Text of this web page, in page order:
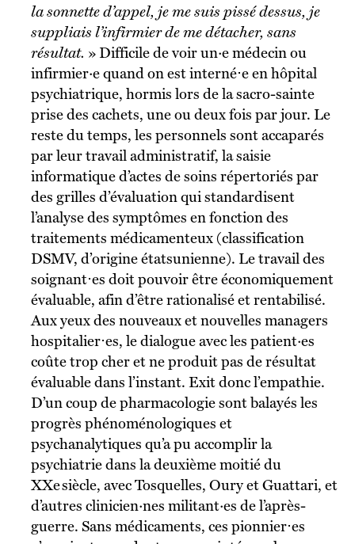
la sonnette d’appel, je me suis pissé dessus, je
suppliais l’infirmier de me détacher, sans
résultat. » Difficile de voir un·e médecin ou
infirmier·e quand on est interné⋅e en hôpital
psychiatrique, hormis lors de la sacro-sainte
prise des cachets, une ou deux fois par jour. Le
reste du temps, les personnels sont accaparés
par leur travail administratif, la saisie
informatique d’actes de soins répertoriés par
des grilles d’évaluation qui standardisent
l’analyse des symptômes en fonction des
traitements médicamenteux (classification
DSMV, d’origine étatsunienne). Le travail des
soignant⋅es doit pouvoir être économiquement
évaluable, afin d’être rationalisé et rentabilisé.
Aux yeux des nouveaux et nouvelles managers
hospitalier⋅es, le dialogue avec les patient·es
coûte trop cher et ne produit pas de résultat
évaluable dans l’instant. Exit donc l’empathie.
D’un coup de pharmacologie sont balayés les
progrès phénoménologiques et
psychanalytiques qu’a pu accomplir la
psychiatrie dans la deuxième moitié du
XXe siècle, avec Tosquelles, Oury et Guattari, et
d’autres clinicien·nes militant·es de l’après-
guerre. Sans médicaments, ces pionnier⋅es